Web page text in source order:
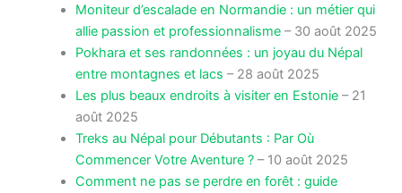
Moniteur d’escalade en Normandie : un métier qui
allie passion et professionnalisme– 30 août 2025
Pokhara et ses randonnées : un joyau du Népal
entre montagnes et lacs – 28 août 2025
Les plus beaux endroits à visiter en Estonie– 21
août 2025
Treks au Népal pour Débutants : Par Où
Commencer Votre Aventure ?– 10 août 2025
Comment ne pas se perdre en forêt : guide